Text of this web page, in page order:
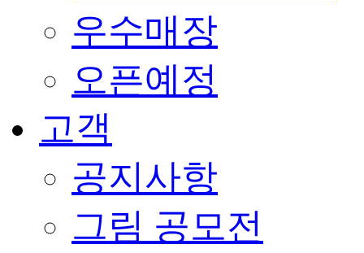
우수매장
오픈예정
고객
공지사항
그림 공모전